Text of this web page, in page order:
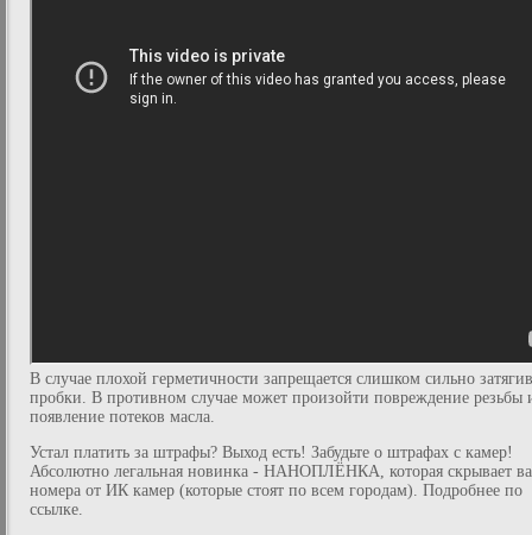
В случае плохой герметичности запрещается слишком сильно
пробки. В противном случае может произойти повреждение резьбы
появление потеков масла.
Устал платить за штрафы? Выход есть! Забудьте о штрафах с камер!
Абсолютно легальная новинка - НАНОПЛЁНКА, которая скрывает
номера от ИК камер (которые стоят по всем городам). Подробнее по
ссылке.